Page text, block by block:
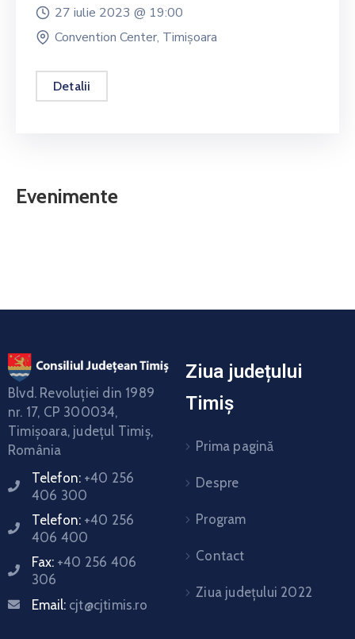
27 iulie 2023 @ 19:00
Convention Center, Timișoara
Detalii
Evenimente
Blvd. Revoluţiei din 1989
nr. 17, CP 300034,
Timişoara, judeţul Timiş,
România
Telefon: +40 256
406 300
Telefon: +40 256
406 400
Fax: +40 256 406
306
Email: cjt@cjtimis.ro
Ziua județului
Timiș
Prima pagină
Despre
Program
Contact
Ziua județului 2022